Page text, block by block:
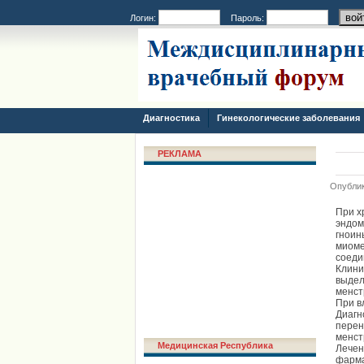
Логин: Пароль:
Диагностика Гинекологические заболевания
РЕКЛАМА
Медицинская Республика
При
При